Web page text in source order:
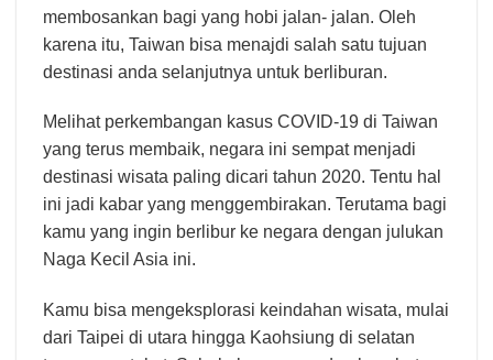
membosankan bagi yang hobi jalan- jalan. Oleh
karena itu, Taiwan bisa menajdi salah satu tujuan
destinasi anda selanjutnya untuk berliburan.
Melihat perkembangan kasus COVID-19 di Taiwan
yang terus membaik, negara ini sempat menjadi
destinasi wisata paling dicari tahun 2020. Tentu hal
ini jadi kabar yang menggembirakan. Terutama bagi
kamu yang ingin berlibur ke negara dengan julukan
Naga Kecil Asia ini.
Kamu bisa mengeksplorasi keindahan wisata, mulai
dari Taipei di utara hingga Kaohsiung di selatan